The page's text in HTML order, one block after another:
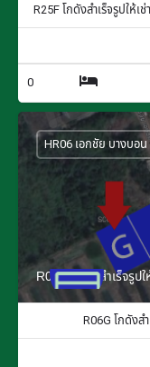
R25F โกดังสำเร็จรูปให้
0
R06G โกดังสำเร็จรูป
HR06 เอกชัย บางบอน
R06G โกดังส